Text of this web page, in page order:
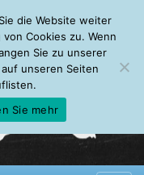
Leseempfehlungen FAQ
die Website weiter
Cookies zu. Wenn
Sie zu unserer
unseren Seiten
Sie mehr